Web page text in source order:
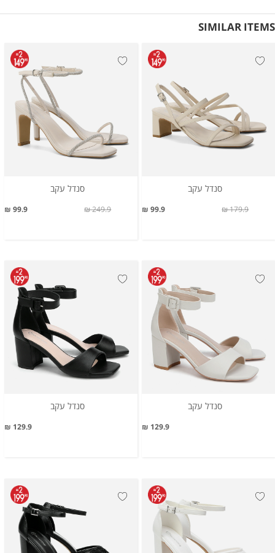
SIMILAR ITEMS
סנדל עקב
99.9 ₪ 179.9 ₪
סנדל עקב
99.9 ₪ 249.9 ₪
סנדל עקב
129.9 ₪
סנדל עקב
129.9 ₪